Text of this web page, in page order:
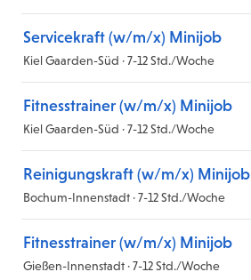
Servicekraft (w/m/x) Minijob
Kiel Gaarden-Süd · 7-12 Std./Woche
Fitnesstrainer (w/m/x) Minijob
Kiel Gaarden-Süd · 7-12 Std./Woche
Reinigungskraft (w/m/x) Minijob
Bochum-Innenstadt · 7-12 Std./Woche
Fitnesstrainer (w/m/x) Minijob
Gießen-Innenstadt · 7-12 Std./Woche